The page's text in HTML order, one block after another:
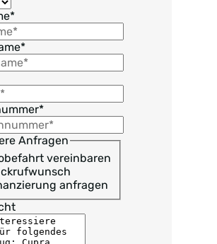
*
*
*
Anfragen
vereinbaren
anfragen